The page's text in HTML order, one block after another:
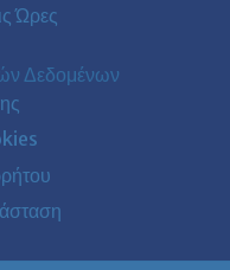
Ώρες
Δεδομένων